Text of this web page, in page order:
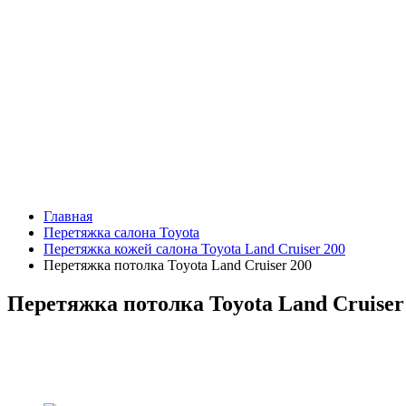
Главная
Перетяжка салона Toyota
Перетяжка кожей салона Toyota Land Cruiser 200
Перетяжка потолка Toyota Land Cruiser 200
Перетяжка потолка Toyota Land Cruiser